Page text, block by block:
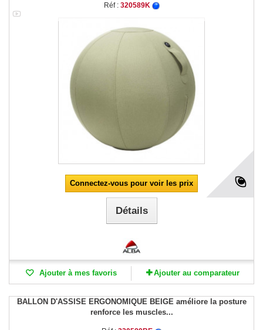
Réf : 320589K
Connectez-vous pour voir les prix
Détails
Ajouter à mes favoris Ajouter au comparateur
BALLON D'ASSISE ERGONOMIQUE BEIGE améliore la posture
renforce les muscles...